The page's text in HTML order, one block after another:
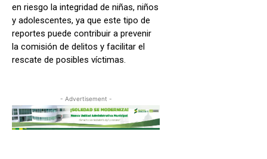
en riesgo la integridad de niñas, niños
y adolescentes, ya que este tipo de
reportes puede contribuir a prevenir
la comisión de delitos y facilitar el
rescate de posibles víctimas.
- Advertisement -